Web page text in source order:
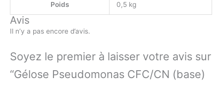
Poids
0,5 kg
Avis
Il n’y a pas encore d’avis.
Soyez le premier à laisser votre avis sur
“Gélose Pseudomonas CFC/CN (base)